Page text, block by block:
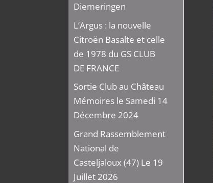
Diemeringen
L’Argus : la nouvelle
Citroën Basalte et celle
de 1978 du GS CLUB
DE FRANCE
Sortie Club au Château
Mémoires le Samedi 14
Décembre 2024
Grand Rassemblement
National de
Casteljaloux (47) Le 19
Juillet 2026